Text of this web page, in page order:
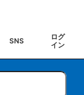
SNS
ログ
イン